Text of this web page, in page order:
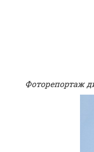
Фоторепортаж